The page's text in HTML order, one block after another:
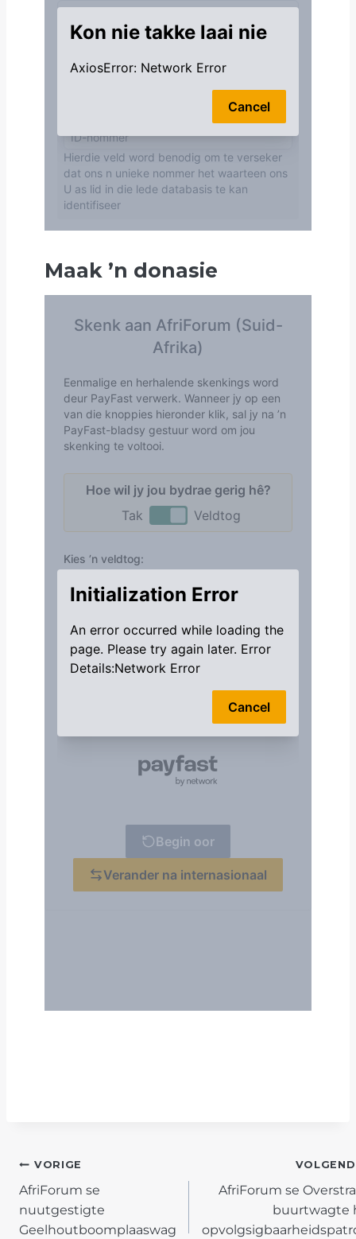
Maak ’n donasie
POST
NAVIGATION
VORIGE
AfriForum se
nuutgestigte
Geelhoutboomplaaswag
AfriForum se
buurtwagte